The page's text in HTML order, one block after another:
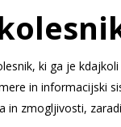
ki ga je
in informacijski
zmogljivosti,